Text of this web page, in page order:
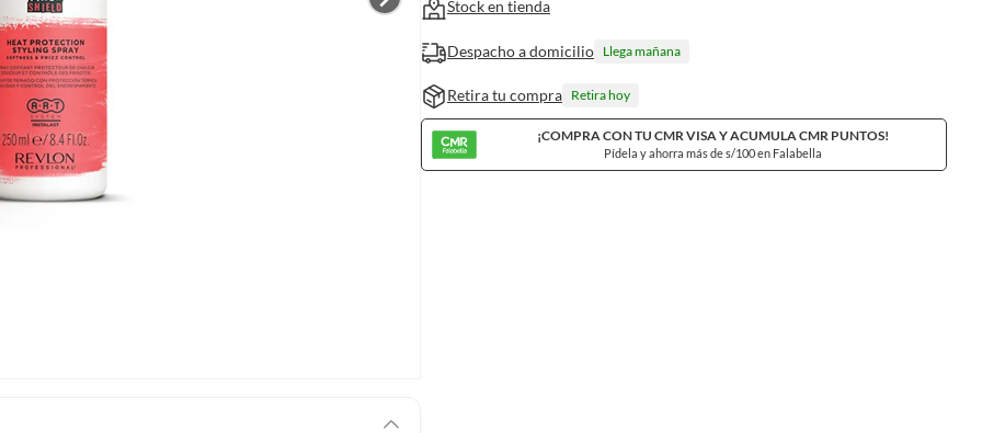
Stock en tienda
Despacho a domicilio Llega mañana
Retira tu compra Retira hoy
¡COMPRA CON TU CMR VISA Y ACUMULA CMR PUNTOS!
Pídela y ahorra más de s/100 en Falabella